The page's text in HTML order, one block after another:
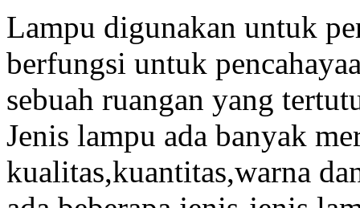
Lampu digunakan untuk
berfungsi untuk
sebuah ruangan yang
Jenis lampu ada banyak
kualitas,kuantitas,warna